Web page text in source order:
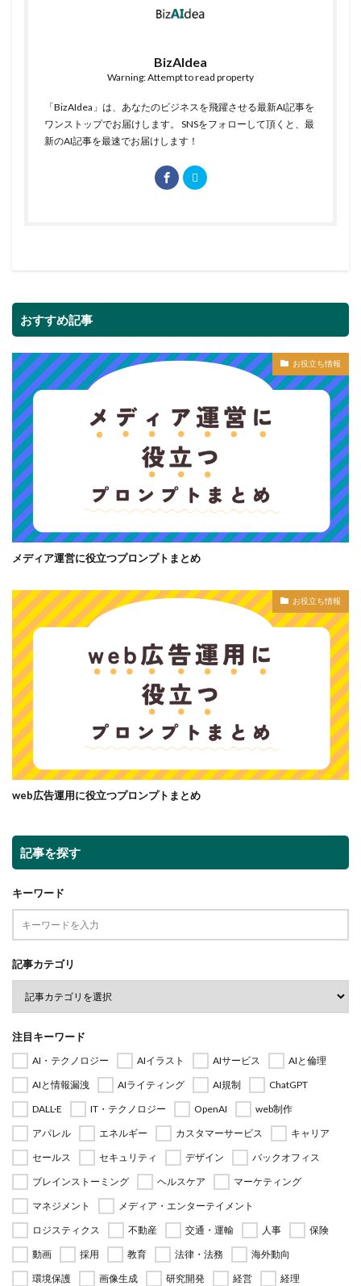
BizAIdea
Warning: Attempt to read property
「BizAIdea」は、あなたのビジネスを飛躍させる最新AI記事を
ワンストップでお届けします。 SNSをフォローして頂くと、最
新のAI記事を最速でお届けします！
おすすめ記事
お役立ち情報
メディア運営に役立つプロンプトまとめ
お役立ち情報
web広告運用に役立つプロンプトまとめ
記事を探す
キーワード
記事カテゴリ
注目キーワード
AI・テクノロジー AIイラスト AIサービス
AIと倫理
AIと情報漏洩
AIライティング AI規制
ChatGPT
DALL·E
IT・テクノロジー OpenAI
web制作
アパレル
エネルギー カスタマーサービス
キャリア
セールス
セキュリティ デザイン
バックオフィス
ブレインストーミング
ヘルスケア
マーケティング
マネジメント
メディア・エンターテイメント
ロジスティクス
不動産 交通・運輸 人事
保険
動画
採用 教育 法律・法務
海外動向
環境保護
画像生成 研究開発 経営 経理